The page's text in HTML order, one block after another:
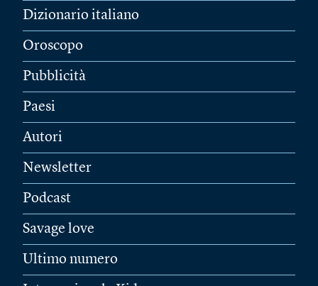
Dizionario italiano
Oroscopo
Pubblicità
Paesi
Autori
Newsletter
Podcast
Savage love
Ultimo numero